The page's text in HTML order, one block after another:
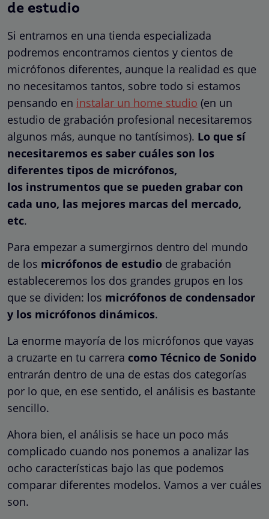
de estudio
Si entramos en una tienda especializada
podremos encontramos cientos y cientos de
micrófonos diferentes, aunque la realidad es que
no necesitamos tantos, sobre todo si estamos
pensando en instalar un home studio (en un
estudio de grabación profesional necesitaremos
algunos más, aunque no tantísimos). Lo que sí
necesitaremos es saber cuáles son los
diferentes tipos de micrófonos,
los instrumentos que se pueden grabar con
cada uno, las mejores marcas del mercado,
etc.
Para empezar a sumergirnos dentro del mundo
de los micrófonos de estudio de grabación
estableceremos los dos grandes grupos en los
que se dividen: los micrófonos de condensador
y los micrófonos dinámicos.
La enorme mayoría de los micrófonos que vayas
a cruzarte en tu carrera como Técnico de Sonido
entrarán dentro de una de estas dos categorías
por lo que, en ese sentido, el análisis es bastante
sencillo.
Ahora bien, el análisis se hace un poco más
complicado cuando nos ponemos a analizar las
ocho características bajo las que podemos
comparar diferentes modelos. Vamos a ver cuáles
son.